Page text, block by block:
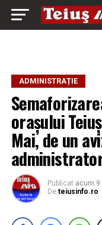
ADMINISTRAȚIE
orașului
Mai, de un
Publicat acum 9
De teiusinfo.ro